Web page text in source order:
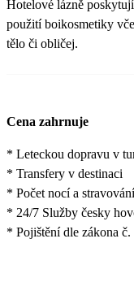
Hotelové lázně
použití boikosmetiky
tělo či obličej.
Cena zahrnuje
* Leteckou dopravu v
* Transfery v destinaci
* Počet nocí a
* 24/7 Služby česky
* Pojištění dle zákona č.